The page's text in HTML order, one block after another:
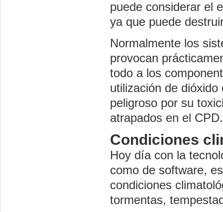
puede considerar el
ya que puede
Normalmente los
provocan
todo a los
utilización de
peligroso por su
atrapados en el CPD.
Condiciones
Hoy día con la
como de software,
condiciones
tormentas,